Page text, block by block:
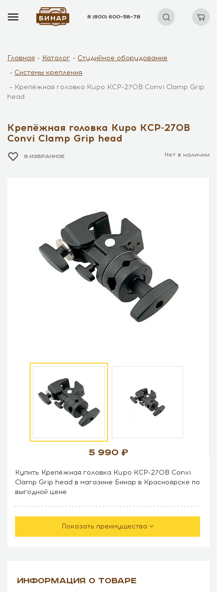
8 (800) 600–58–78
Главная Каталог
Студийное оборудование
Системы крепления
Крепёжная головка Kupo KCP-270B Convi Clamp Grip
head
Крепёжная головка Kupo KCP-270B
Convi Clamp Grip head
В ИЗБРАННОЕ Нет в наличии
5 990
Купить Крепёжная головка Kupo KCP-270B Convi
Clamp Grip head в магазине Бинар в Красноярске по
выгодной цене
Показать преимущества
ИНФОРМАЦИЯ О ТОВАРЕ